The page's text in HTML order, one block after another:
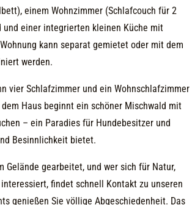
einem Wohnzimmer (Schlafcouch für 2
und einer integrierten kleinen Küche mit
kann separat gemietet oder mit dem
werden.
vier Schlafzimmer und ein Wohnschlafzimmer
Haus beginnt ein schöner Mischwald mit
– ein Paradies für Hundebesitzer und
Besinnlichkeit bietet.
Gelände gearbeitet, und wer sich für Natur,
findet schnell Kontakt zu unseren
genießen Sie völlige Abgeschiedenheit. Das